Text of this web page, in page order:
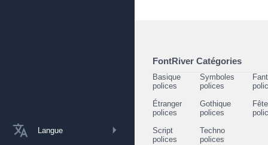
Langue
FontRiver Catégories
Basique
polices
Symboles
polices
Étranger
polices
Gothique
polices
Script
polices
Techno
polices